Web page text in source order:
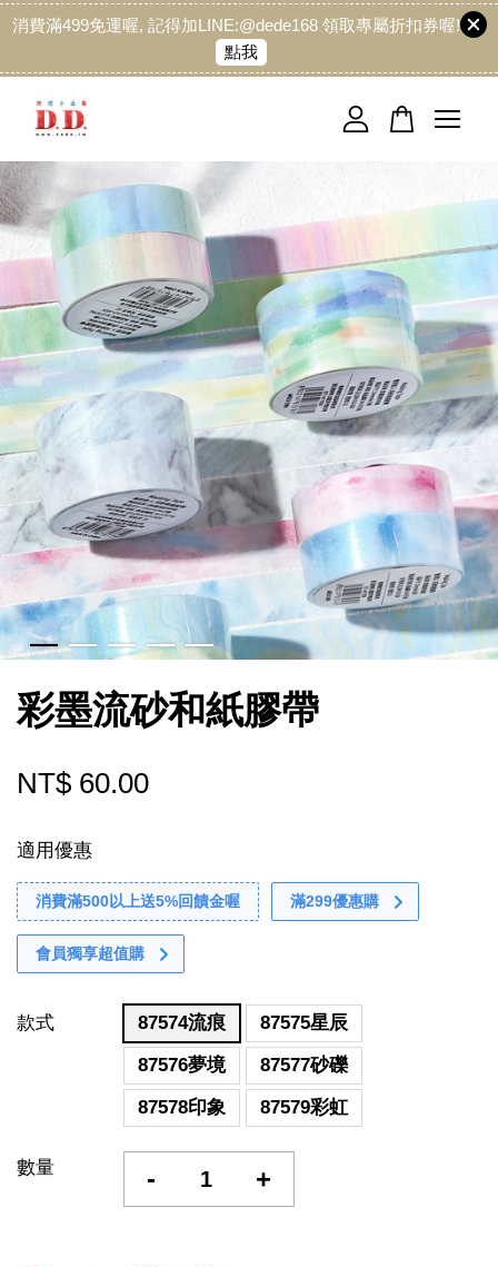
消費滿499免運喔, 記得加LINE:@dede168 領取專屬折扣券喔!
點我
彩墨流砂和紙膠帶
NT$ 60.00
適用優惠
消費滿500以上送5%回饋金喔 滿299優惠購
會員獨享超值購
款式 87574流痕
87575星辰
87576夢境
87577砂礫
87578印象
87579彩虹
數量 - +
您的購物車目前還是空的。